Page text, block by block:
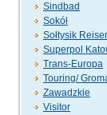
Sindbad
Sokół
Sołtysik
Superpol
Trans-Europa
Touring/
Zawadzkie
Visitor